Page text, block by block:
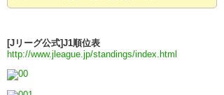
[Jリーグ公式]J1順位表
http://www.jleague.jp/standings/index.html